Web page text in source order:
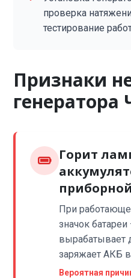
проверка
тестирование
Признаки
генератора
Горит
При
значок
вырабатывает
заряжает АКБ
Вероятная